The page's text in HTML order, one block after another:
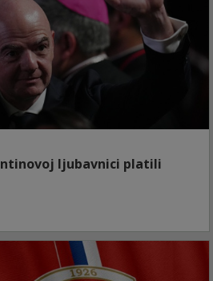
ljubavnici platili